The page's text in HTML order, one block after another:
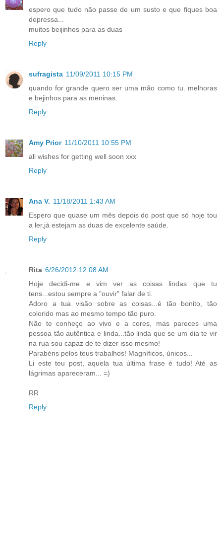
espero que tudo não passe de um susto e que fiques boa
depressa...
muitos beijinhos para as duas
Reply
sufragista 11/09/2011 10:15 PM
quando for grande quero ser uma mão como tu. melhoras
e bejinhos para as meninas.
Reply
Amy Prior 11/10/2011 10:55 PM
all wishes for getting well soon xxx
Reply
Ana V. 11/18/2011 1:43 AM
Espero que quase um mês depois do post que só hoje tou
a ler,já estejam as duas de excelente saúde.
Reply
Rita 6/26/2012 12:08 AM
Hoje decidi-me e vim ver as coisas lindas que tu
tens...estou sempre a "ouvir" falar de ti.
Adoro a tua visão sobre as coisas...é tão bonito, tão
colorido mas ao mesmo tempo tão puro.
Não te conheço ao vivo e a cores, mas pareces uma
pessoa tão autêntica e linda...tão linda que se um dia te vir
na rua sou capaz de te dizer isso mesmo!
Parabéns pelos teus trabalhos! Magníficos, únicos...
Li este teu post, aquela tua última frase é tudo! Até as
lágrimas apareceram... =)
RR
Reply